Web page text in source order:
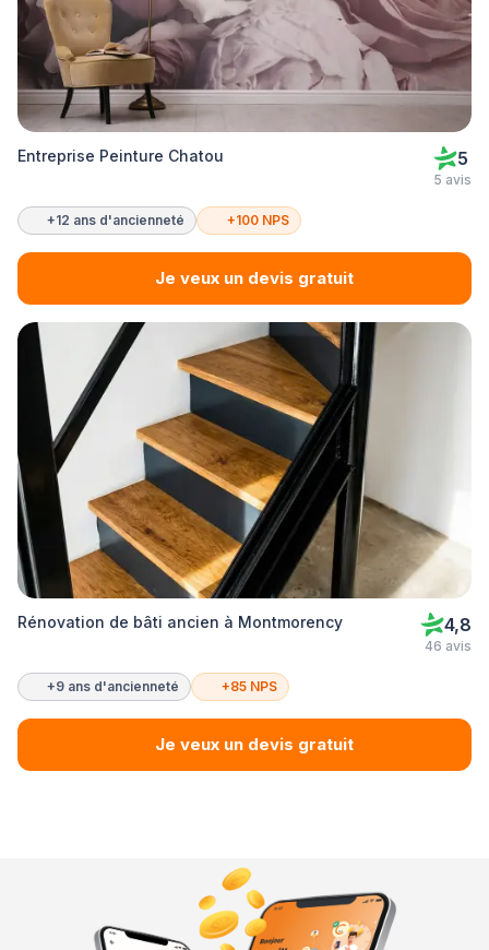
Entreprise Peinture Chatou 5
5 avis
+12 ans d'ancienneté +100 NPS
Je veux un devis gratuit
Rénovation de bâti ancien à Montmorency 4,8
46 avis
+9 ans d'ancienneté +85 NPS
Je veux un devis gratuit